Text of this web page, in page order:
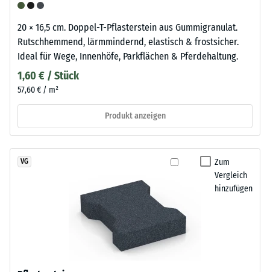
20 × 16,5 cm. Doppel-T-Pflasterstein aus Gummigranulat.
Rutschhemmend, lärmmindernd, elastisch & frostsicher.
Ideal für Wege, Innenhöfe, Parkflächen & Pferdehaltung.
1,60 € / Stück
57,60 € / m²
Produkt anzeigen
Zum
Vergleich
hinzufügen
VG